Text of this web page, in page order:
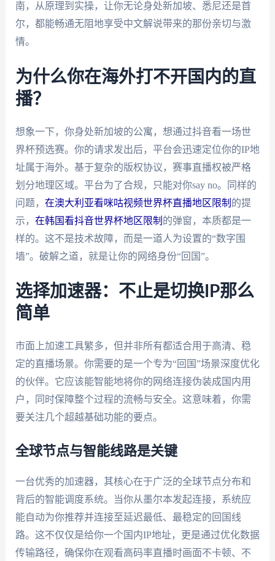
南，从原理到实操，让你无论身处新加坡、悉尼还是首
尔，都能畅通无阻地享受中文解说带来的那份亲切与激
情。
为什么你在海外打不开国内的直
播？
想象一下，你身处新加坡的公寓，想通过抖音看一场世
界杯预选赛。你的请求发出后，平台会迅速定位你的IP地
址属于海外。基于复杂的版权协议，赛事直播权被严格
划分地理区域。平台为了合规，只能对你say no。同样的
问题， 在澳大利亚看咪咕视频世界杯直播地区限制 的提
示， 在韩国看抖音世界杯地区限制 的弹窗，本质都是一
样的。这不是技术故障，而是一道人为设置的“数字围
墙”。破解之道，就是让你的网络身份“回国”。
选择加速器：不止是切换IP那么
简单
市面上加速工具繁多，但并非所有都适合用于高清、稳
定的直播场景。你需要的是一个专为“回国”场景深度优化
的伙伴。它应该能智能地将你的网络连接伪装成国内用
户，同时保障整个过程的流畅与安全。这意味着，你需
要关注几个超越基础功能的要点。
全球节点与智能线路是关键
一台优秀的加速器，其核心在于广泛的全球节点分布和
背后的智能调度系统。当你从墨尔本发起连接，系统应
能自动为你推荐并连接至延迟最低、最稳定的回国线
路。这不仅仅是给你一个国内IP地址，更是通过优化数据
传输路径，确保你在观看高码率直播时画面不卡顿、不